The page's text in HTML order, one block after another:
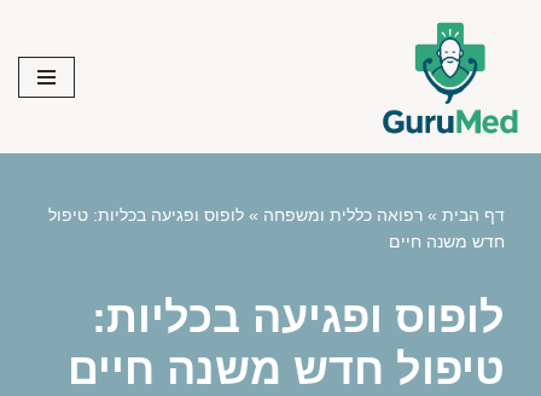
content
דף הבית » רפואה כללית ומשפחה » לופוס ופגיעה בכליות: טיפול
חדש משנה חיים
לופוס ופגיעה בכליות:
טיפול חדש משנה חיים